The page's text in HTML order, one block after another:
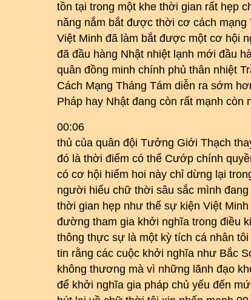
tồn tại trong một khe thời gian rất hẹp
năng nắm bắt được thời cơ cách
Việt Minh đã làm bắt được một cơ hội
đã đầu hàng Nhật nhiệt lạnh mới đầu
quân đồng minh chính phủ thân nhiệt
Cách Mạng Tháng Tám diễn ra sớm
Pháp hay Nhật đang còn rất mạnh còn
00:06
thủ của quân đội Tưởng Giới Thạch
đó là thời điểm có thể Cướp chính
có cơ hội hiếm hoi này chỉ dừng lại
người hiểu chữ thời sâu sắc mình
thời gian hẹp như thế sự kiện Việt
đường tham gia khởi nghĩa trong điều
thông thực sự là một kỳ tích cá nhân tôi
tin rằng các cuộc khởi nghĩa như Bắc
không thương mà vì những lãnh đạo
để khởi nghĩa gia pháp chủ yếu đến